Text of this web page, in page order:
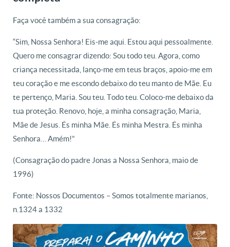
Faça você também a sua consagração:
“Sim, Nossa Senhora! Eis-me aqui. Estou aqui pessoalmente.
Quero me consagrar dizendo: Sou todo teu. Agora, como
criança necessitada, lanço-me em teus braços, apoio-me em
teu coração e me escondo debaixo do teu manto de Mãe. Eu
te pertenço, Maria. Sou teu. Todo teu. Coloco-me debaixo da
tua proteção. Renovo, hoje, a minha consagração, Maria,
Mãe de Jesus. És minha Mãe. És minha Mestra. És minha
Senhora… Amém!”
(Consagração do padre Jonas a Nossa Senhora, maio de
1996)
Fonte: Nossos Documentos – Somos totalmente marianos,
n.1324 a 1332